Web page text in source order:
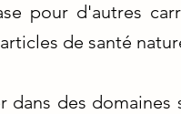
pour d'autres
de santé
dans des